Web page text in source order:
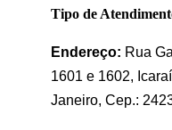
Tipo de
Endereço: Rua
1601 e 1602,
Janeiro, Cep.: